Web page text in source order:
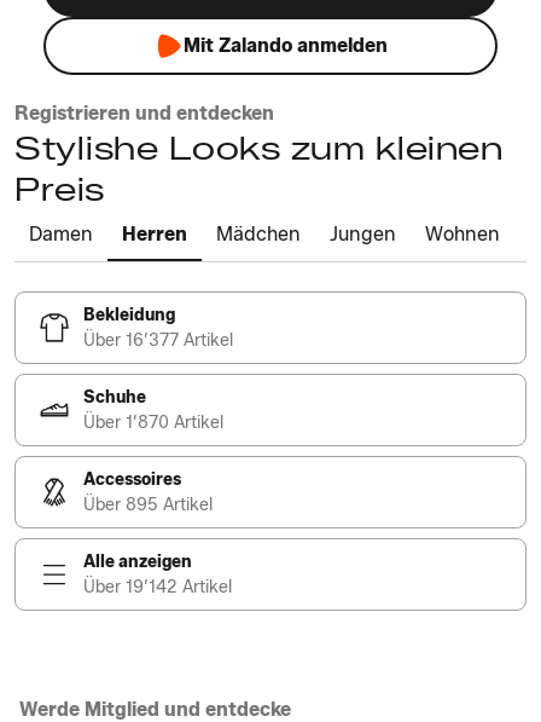
Mit Zalando anmelden
Registrieren und entdecken
Stylishe Looks zum kleinen
Preis
Damen Herren Mädchen Jungen Wohnen
Bekleidung
Über 16’377 Artikel
Schuhe
Über 1’870 Artikel
Accessoires
Über 895 Artikel
Alle anzeigen
Über 19’142 Artikel
Werde Mitglied und entdecke